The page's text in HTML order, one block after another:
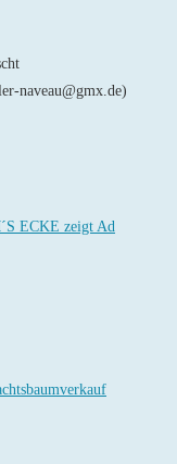
naveau@gmx.de)